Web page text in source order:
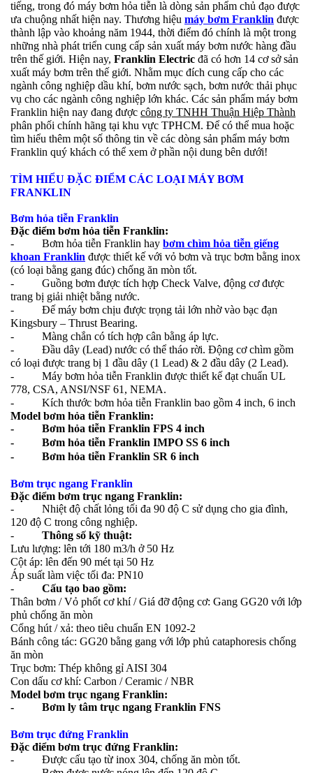
tiếng, trong đó máy bơm hỏa tiễn là dòng sản phẩm chủ đạo được
ưa chuộng nhất hiện nay. Thương hiệu máy bơm Franklin được
thành lập vào khoảng năm 1944, thời điểm đó chính là một trong
những nhà phát triển cung cấp sản xuất máy bơm nước hàng đầu
trên thế giới. Hiện nay, Franklin Electric đã có hơn 14 cơ sở sản
xuất máy bơm trên thế giới. Nhằm mục đích cung cấp cho các
ngành công nghiệp dầu khí, bơm nước sạch, bơm nước thải phục
vụ cho các ngành công nghiệp lớn khác. Các sản phẩm máy bơm
Franklin hiện nay đang được công ty TNHH Thuận Hiệp Thành
phân phối chính hãng tại khu vực TPHCM. Để có thể mua hoặc
tìm hiểu thêm một số thông tin về các dòng sản phẩm máy bơm
Franklin quý khách có thể xem ở phần nội dung bên dưới!
TÌM HIỂU ĐẶC ĐIỂM CÁC LOẠI MÁY BƠM
FRANKLIN
Bơm hỏa tiễn Franklin
Đặc điểm bơm hỏa tiễn Franklin:
- Bơm hỏa tiễn Franklin hay bơm chìm hỏa tiễn giếng
khoan Franklin được thiết kế với vỏ bơm và trục bơm bằng inox
(có loại bằng gang đúc) chống ăn mòn tốt.
- Guồng bơm được tích hợp Check Valve, động cơ được
trang bị giải nhiệt bằng nước.
- Đế máy bơm chịu được trọng tải lớn nhờ vào bạc đạn
Kingsbury – Thrust Bearing.
- Màng chắn có tích hợp cân bằng áp lực.
- Đầu dây (Lead) nước có thể tháo rời. Động cơ chìm gồm
có loại được trang bị 1 đầu dây (1 Lead) & 2 đầu dây (2 Lead).
- Máy bơm hỏa tiễn Franklin được thiết kế đạt chuẩn UL
778, CSA, ANSI/NSF 61, NEMA.
- Kích thước bơm hỏa tiễn Franklin bao gồm 4 inch, 6 inch
Model bơm hỏa tiễn Franklin:
- Bơm hỏa tiễn Franklin FPS 4 inch
- Bơm hỏa tiễn Franklin IMPO SS 6 inch
- Bơm hỏa tiễn Franklin SR 6 inch
Bơm trục ngang Franklin
Đặc điểm bơm trục ngang Franklin:
- Nhiệt độ chất lỏng tối đa 90 độ C sử dụng cho gia đình,
120 độ C trong công nghiệp.
- Thông số kỹ thuật:
Lưu lượng: lên tới 180 m3/h ở 50 Hz
Cột áp: lên đến 90 mét tại 50 Hz
Áp suất làm việc tối đa: PN10
- Cấu tạo bao gồm:
Thân bơm / Vỏ phốt cơ khí / Giá đỡ động cơ: Gang GG20 với lớp
phủ chống ăn mòn
Cổng hút / xả: theo tiêu chuẩn EN 1092-2
Bánh công tác: GG20 bằng gang với lớp phủ cataphoresis chống
ăn mòn
Trục bơm: Thép không gỉ AISI 304
Con dấu cơ khí: Carbon / Ceramic / NBR
Model bơm trục ngang Franklin:
- Bơm ly tâm trục ngang Franklin FNS
Bơm trục đứng Franklin
Đặc điểm bơm trục đứng Franklin:
- Được cấu tạo từ inox 304, chống ăn mòn tốt.